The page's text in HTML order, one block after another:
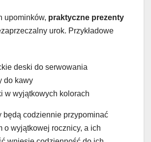
upominków, praktyczne prezenty
urok. Przykładowe
deski do serwowania
do kawy
w wyjątkowych kolorach
będą codziennie przypominać
o wyjątkowej rocznicy, a ich